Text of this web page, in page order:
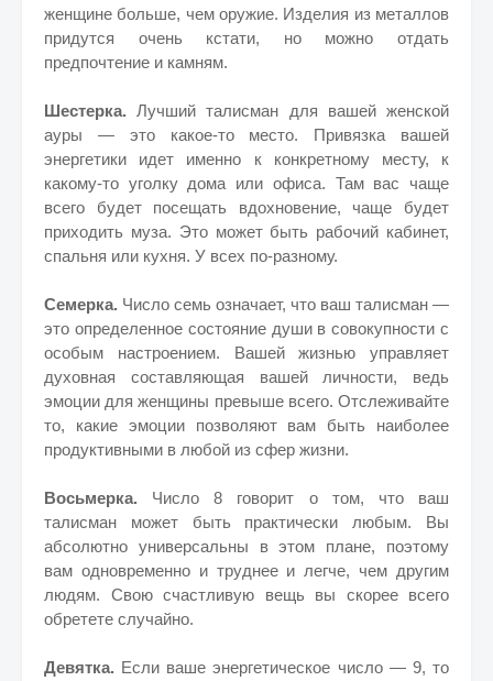
женщине больше, чем оружие. Изделия из металлов
придутся очень кстати, но можно отдать
предпочтение и камням.
Шестерка.Лучший талисман для вашей женской
ауры — это какое-то место. Привязка вашей
энергетики идет именно к конкретному месту, к
какому-то уголку дома или офиса. Там вас чаще
всего будет посещать вдохновение, чаще будет
приходить муза. Это может быть рабочий кабинет,
спальня или кухня. У всех по-разному.
Семерка. Число семь означает, что ваш талисман —
это определенное состояние души в совокупности с
особым настроением. Вашей жизнью управляет
духовная составляющая вашей личности, ведь
эмоции для женщины превыше всего. Отслеживайте
то, какие эмоции позволяют вам быть наиболее
продуктивными в любой из сфер жизни.
Восьмерка. Число 8 говорит о том, что ваш
талисман может быть практически любым. Вы
абсолютно универсальны в этом плане, поэтому
вам одновременно и труднее и легче, чем другим
людям. Свою счастливую вещь вы скорее всего
обретете случайно.
Девятка. Если ваше энергетическое число — 9, то